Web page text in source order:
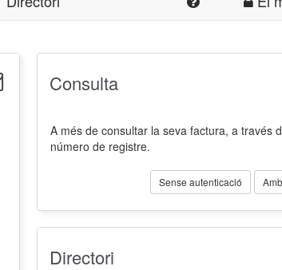
Consulta
A més de consultar la seva factura, a través
número de registre.
Sense autenticació
Directori